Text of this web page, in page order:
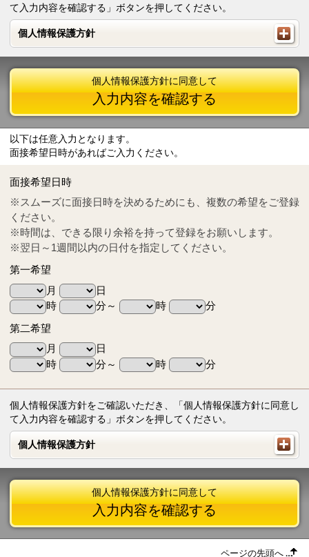
て入力内容を確認する」ボタンを押してください。
個人情報保護方針
個人情報保護方針
Tel
0570-55-0314
個人情報保護方針に同意して
入力内容を確認する
以下は任意入力となります。
面接希望日時があればご入力ください。
面接希望日時
※スムーズに面接日時を決めるためにも、複数の希望をご登録
ください。
※時間は、できる限り余裕を持って登録をお願いします。
※翌日～1週間以内の日付を指定してください。
第一希望
月
日
時
分～ 時
分
第二希望
月
日
時
分～ 時 分
個人情報保護方針をご確認いただき、「個人情報保護方針に同意し
て入力内容を確認する」ボタンを押してください。
個人情報保護方針
個人情報保護方針
個人情報保護方針に同意して
入力内容を確認する
ページの先頭へ